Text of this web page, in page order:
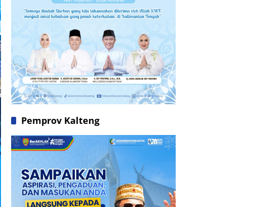
Pemprov Kalteng